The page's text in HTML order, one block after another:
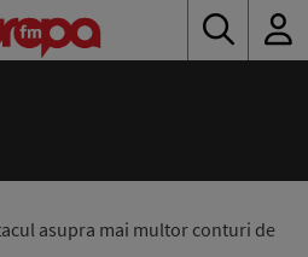
asupra mai multor conturi de